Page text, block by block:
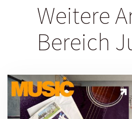
Weitere
Bereich